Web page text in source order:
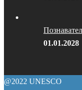
01.01.2028
@2022 UNESCO